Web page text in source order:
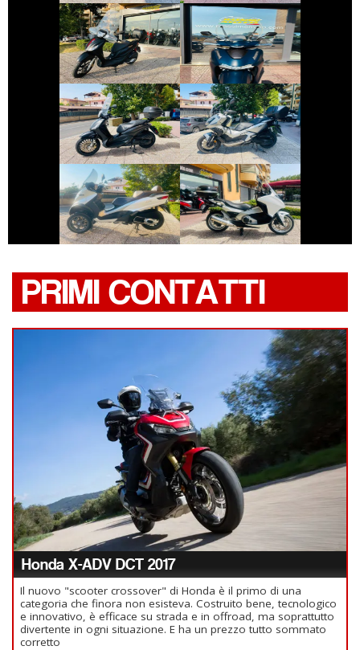
PIAGGIO MEDLEY HONDA SH
PIAGGIO
BEVERLY
€ 2.990 €
HONDA ADV-350
€ 4.490 €
PIAGGIO MP3
€ 2.490 €
HONDA INTEGRA
€ 2.990 €
PRIMI CONTATTI
Honda X-ADV DCT 2017
Il nuovo "scooter crossover" di Honda è il primo di una
categoria che finora non esisteva. Costruito bene, tecnologico
e innovativo, è efficace su strada e in offroad, ma soprattutto
divertente in ogni situazione. E ha un prezzo tutto sommato
corretto